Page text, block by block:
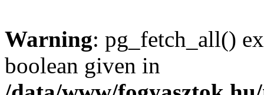
Warning: pg_fetch_all()
boolean given in